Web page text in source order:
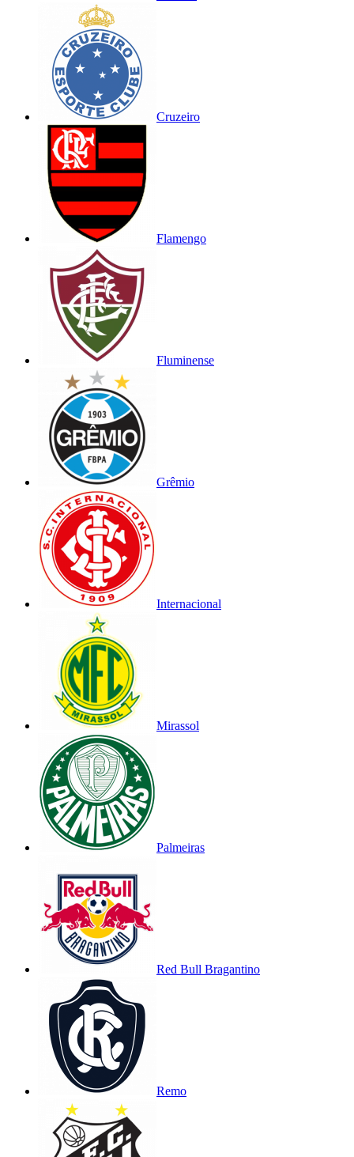
Cruzeiro
Flamengo
Fluminense
Grêmio
Internacional
Mirassol
Palmeiras
Red Bull Bragantino
Remo